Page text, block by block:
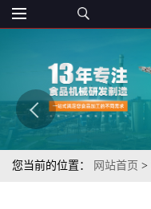
您当前的位置： 网站首页 >